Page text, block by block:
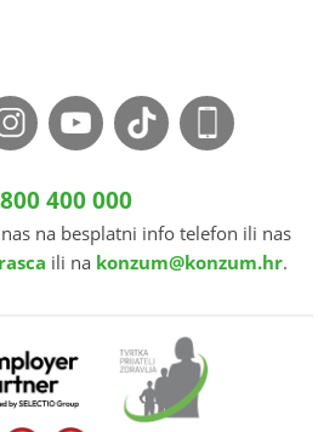
400 000
na besplatni info telefon ili nas
ili na konzum@konzum.hr.